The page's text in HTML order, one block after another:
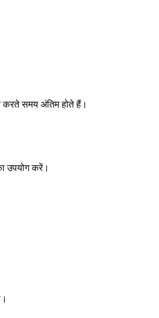
समय अंतिम होते हैं।
उपयोग करें।